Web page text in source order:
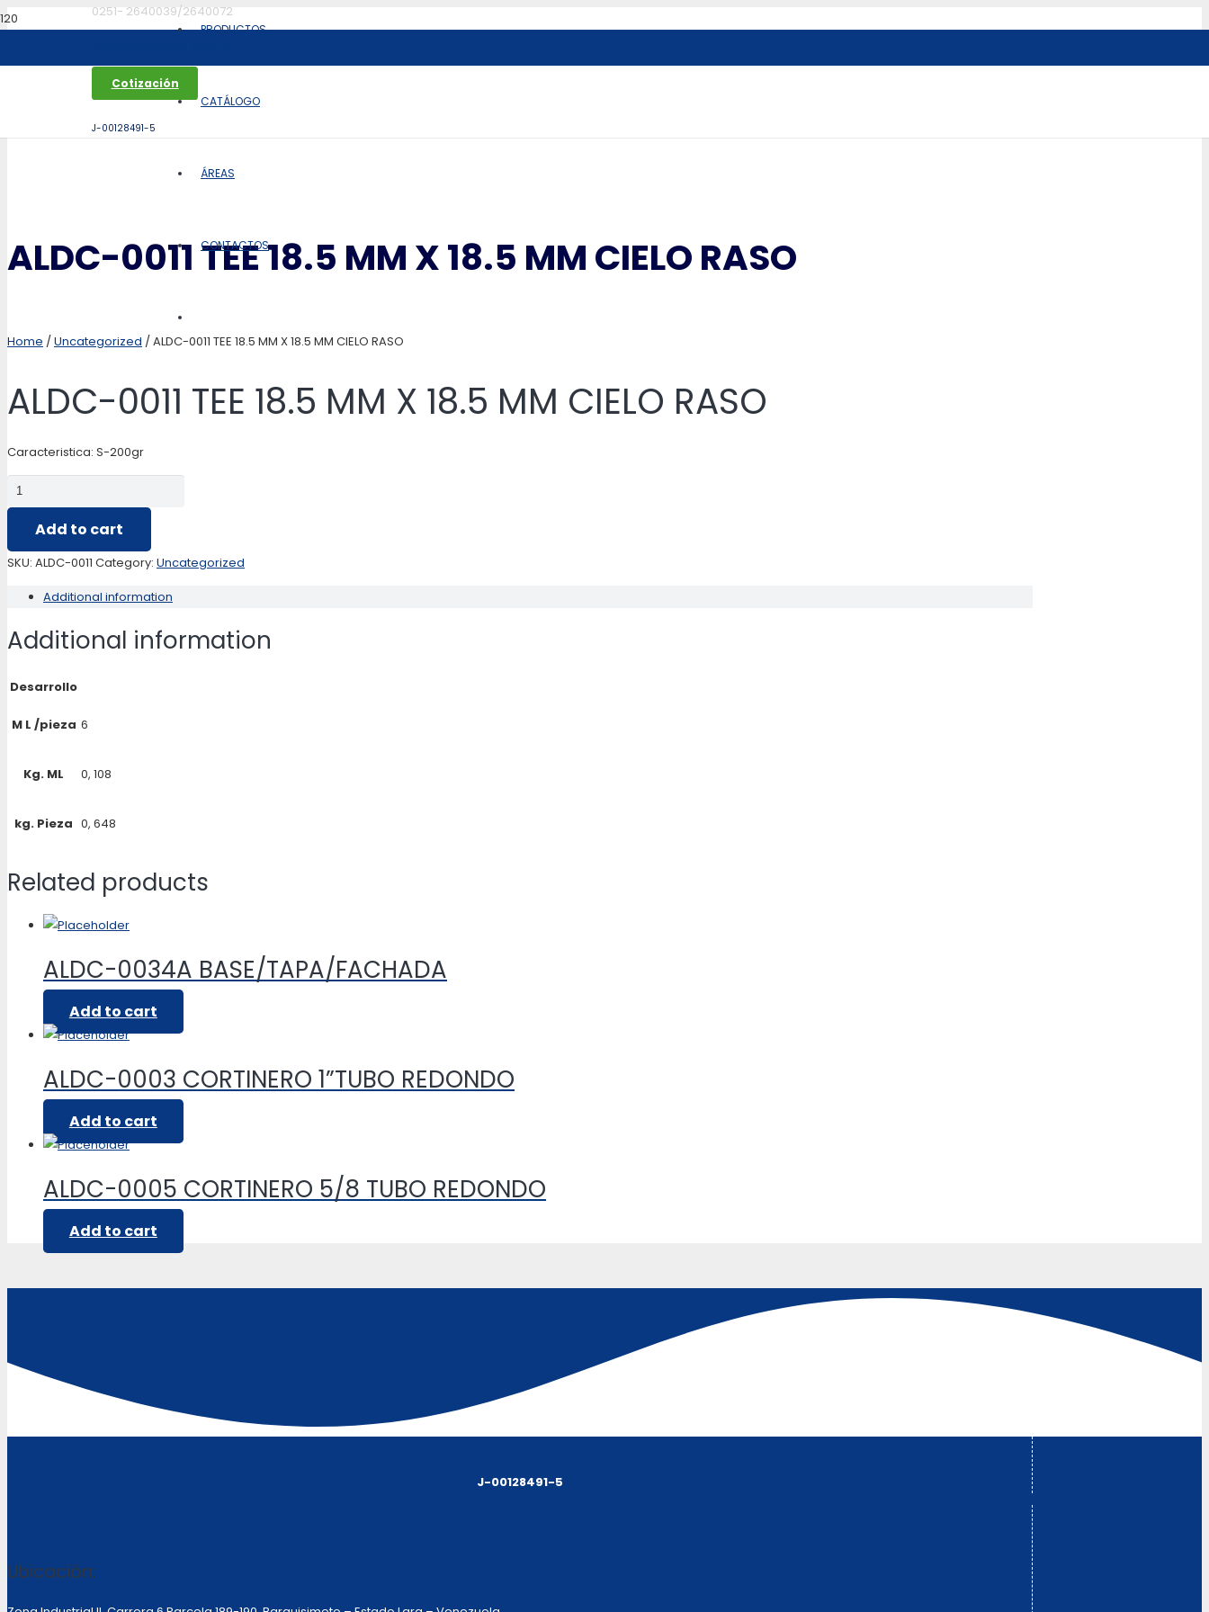
0251- 2640039/2640072
Cotización
J-00128491-5
PRODUCTOS
CATÁLOGO
ÁREAS
CONTACTOS
ALDC-0011 TEE 18.5 MM X 18.5 MM CIELO RASO
Home /Uncategorized / ALDC-0011 TEE 18.5 MM X 18.5 MM CIELO RASO
ALDC-0011 TEE 18.5 MM X 18.5 MM CIELO RASO
Caracteristica: S-200gr
ALDC-
0011
18.5
MM
RASO
Add to cart
SKU: ALDC-0011 Category: Uncategorized
Additional information
Additional information
Desarrollo
M L /pieza 6
Kg. ML 0, 108
kg. Pieza 0, 648
Related products
ALDC-0034A BASE/TAPA/FACHADA
Add to cart
ALDC-0003 CORTINERO 1”TUBO REDONDO
Add to cart
ALDC-0005 CORTINERO 5/8 TUBO REDONDO
Add to cart
J-00128491-5
Ubicación: